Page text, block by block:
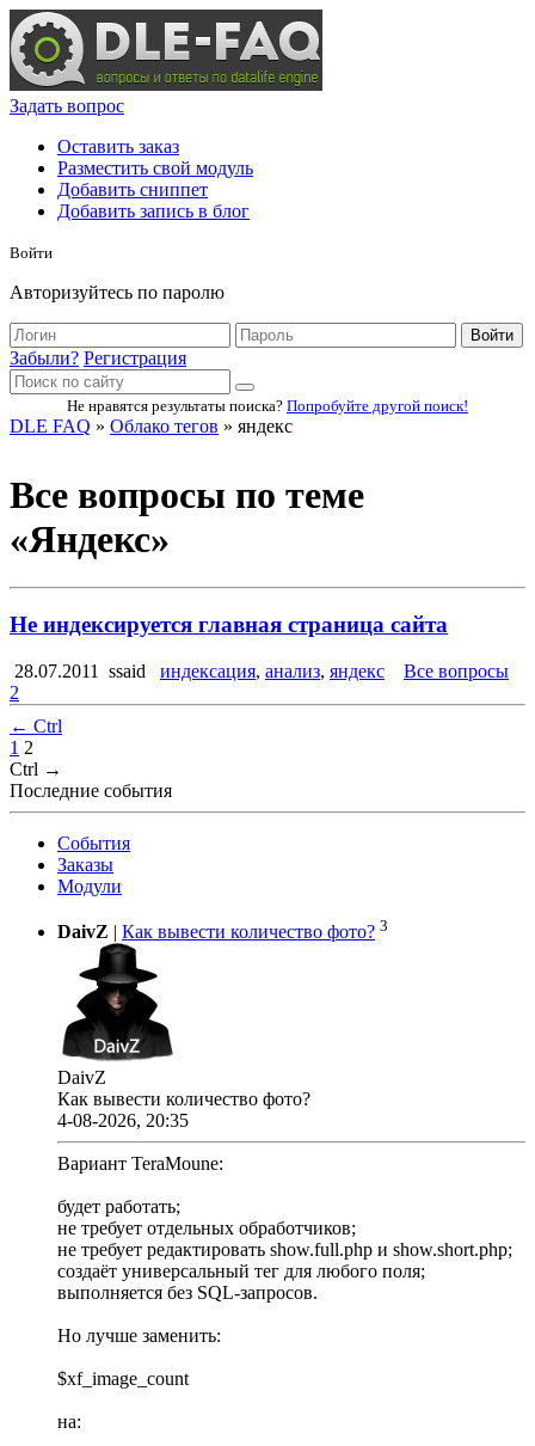
Задать вопрос
Оставить заказ
Разместить свой модуль
Добавить сниппет
Добавить запись в блог
Войти
Авторизуйтесь по паролю
Войти
Забыли? Регистрация
Не нравятся результаты поиска? Попробуйте другой поиск!
DLE FAQ » Облако тегов » яндекс
Все вопросы по теме
«Яндекс»
Не индексируется главная страница сайта
28.07.2011 ssaid индексация, анализ, яндекс
Все вопросы
2
← Ctrl
1 2
Ctrl →
Последние события
События
Заказы
Модули
DaivZ | Как вывести количество фото? 3
DaivZ
Как вывести количество фото?
4-08-2026, 20:35
Вариант TeraMoune:
будет работать;
не требует отдельных обработчиков;
не требует редактировать show.full.php и show.short.php;
создаёт универсальный тег для любого поля;
выполняется без SQL-запросов.
Но лучше заменить:
$xf_image_count
на: